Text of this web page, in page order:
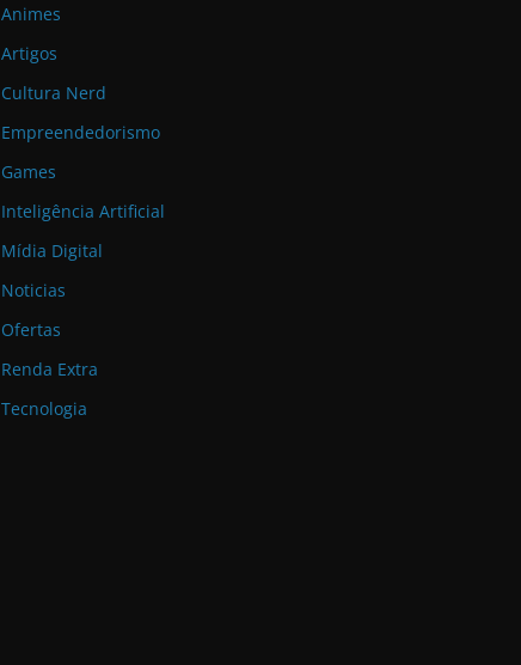
Animes
Artigos
Cultura Nerd
Empreendedorismo
Games
Inteligência Artificial
Mídia Digital
Noticias
Ofertas
Renda Extra
Tecnologia